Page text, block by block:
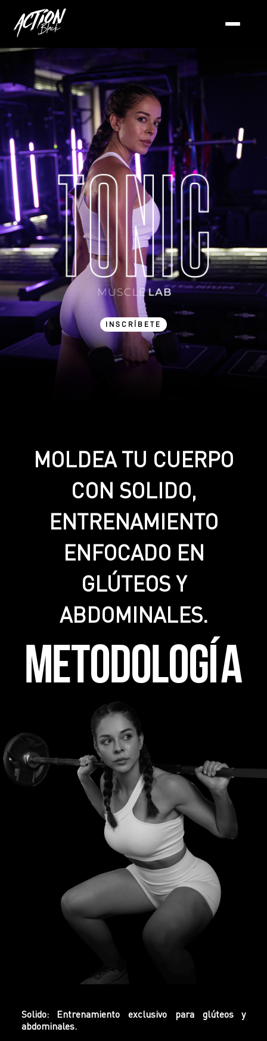
INSCRÍBETE
MOLDEA TU CUERPO
CON SOLIDO,
ENTRENAMIENTO
ENFOCADO EN
GLÚTEOS Y
ABDOMINALES.
METODOLOGÍA
Solido: Entrenamiento exclusivo para glúteos y
abdominales.